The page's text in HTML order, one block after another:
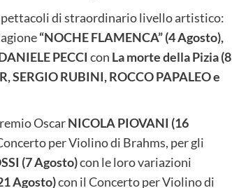
di straordinario livello artistico:
“NOCHE FLAMENCA” (4 Agosto),
PECCIcon La morte della Pizia (8
SERGIO RUBINI, ROCCO PAPALEO e
OscarNICOLA PIOVANI (16
per Violino di Brahms, per gli
(7 Agosto)con le loro variazioni
Agosto)con il Concerto per Violino di